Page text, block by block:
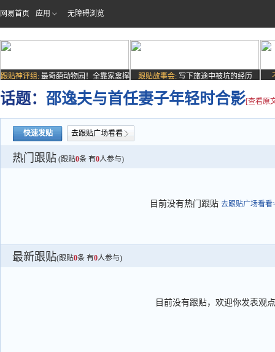
网易首页 应用 无障碍浏览
跟贴神评组: 最奇葩动物园！全靠家禽撑
场子
跟贴故事会: 写下旅途中被坑的经历
话题： 邵逸夫与首任妻子年轻时合影[查看原
快速发贴 去跟贴广场看看
热门跟贴 (跟贴0条 有0人参与)
目前没有热门跟贴 去跟贴广场看看
最新跟贴(跟贴0条 有0人参与)
目前没有跟贴，欢迎你发表观点